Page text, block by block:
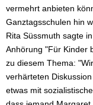
vermehrt anbieten
Ganztagsschulen hin
Rita Süssmuth sagte
Anhörung "Für Kinder
zu diesem Thema:
verhärteten
etwas mit